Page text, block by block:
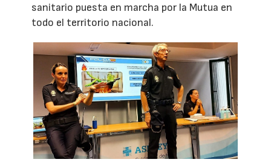
sanitario puesta en marcha por la Mutua en
todo el territorio nacional.